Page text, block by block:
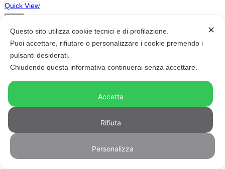
Quick View
Scegli
Autunno/Inverno,Borsalino ,Nuovi arrivi,Occasioni ,Raffia,
Uomo/Donna
Cappello Rafia Crochet Verde Argentina by Borsalino
245,00€Il
196,00€Il
Aggiungi alla wishlist
✕
Questo sito utilizza cookie tecnici e di profilazione.
Puoi accettare, rifiutare o personalizzare i cookie premendo i
pulsanti desiderati.
Chiudendo questa informativa continuerai senza accettare.
Accetta
Rifiuta
Personalizza